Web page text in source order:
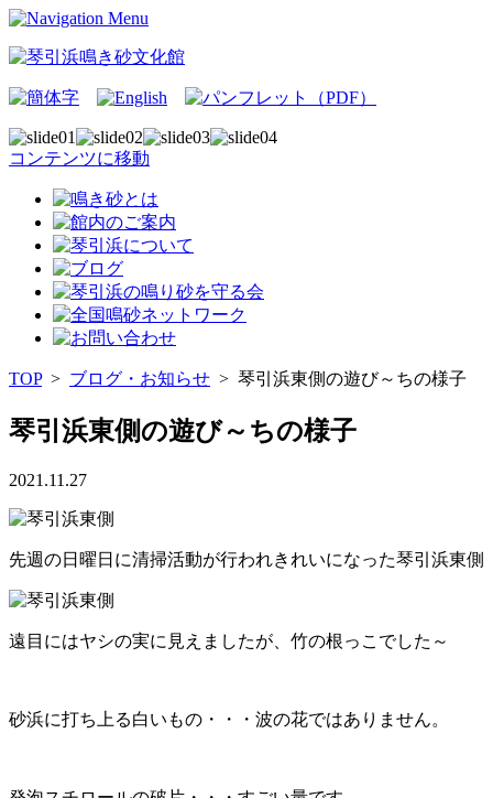
コンテンツに移動
TOP> ブログ・お知らせ > 琴引浜東側の遊び～ちの様子
琴引浜東側の遊び～ちの様子
2021.11.27
先週の日曜日に清掃活動が行われきれいになった琴引浜東側
遠目にはヤシの実に見えましたが、竹の根っこでした～
砂浜に打ち上る白いもの・・・波の花ではありません。